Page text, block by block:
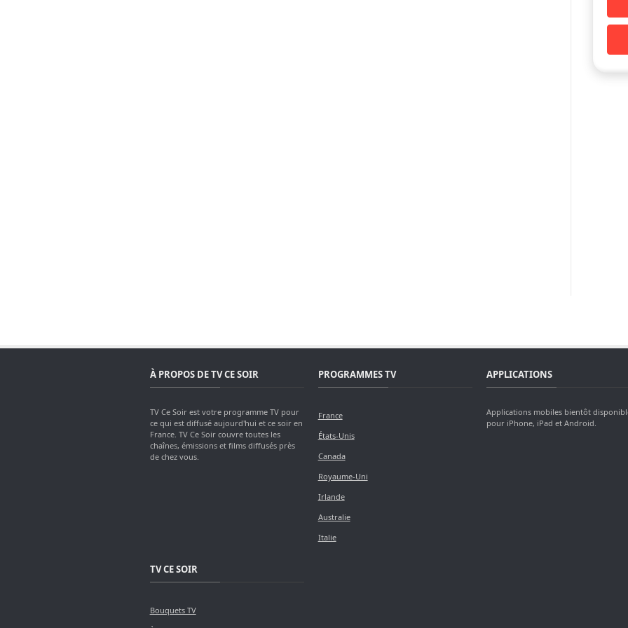
À PROPOS DE TV CE SOIR
TV Ce Soir est votre programme TV pour
ce qui est diffusé aujourd'hui et ce soir en
France. TV Ce Soir couvre toutes les
chaînes, émissions et films diffusés près
de chez vous.
PROGRAMMES TV
France
États-Unis
Canada
Royaume-Uni
Irlande
Australie
Italie
APPLICATIONS
Applications mobiles bientôt
pour iPhone, iPad et Android.
TV CE SOIR
Bouquets TV